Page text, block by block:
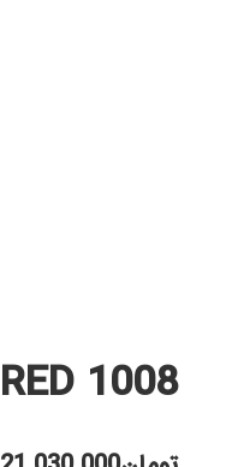
RED 1008